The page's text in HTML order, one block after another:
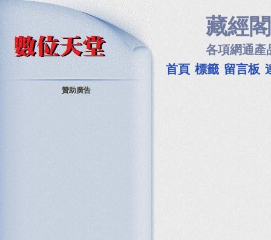
藏經閣
各項網通產
首頁 標籤 留言板
贊助廣告